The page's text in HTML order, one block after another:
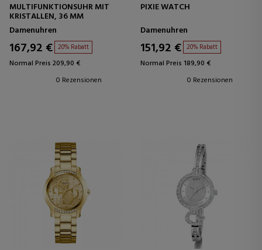
MULTIFUNKTIONSUHR MIT
KRISTALLEN, 36 MM
Damenuhren
167,92 € 20% Rabatt
Normal Preis 209,90 €
0 Rezensionen
PIXIE WATCH
Damenuhren
151,92 € 20% Rabatt
Normal Preis 189,90 €
0 Rezensionen